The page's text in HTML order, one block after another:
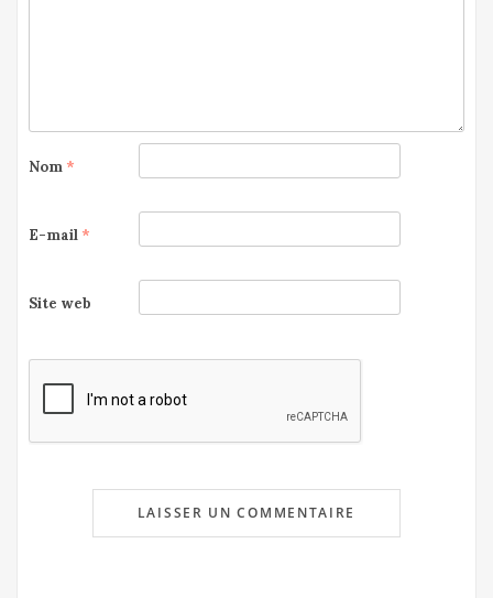
Nom *
E-mail *
Site web